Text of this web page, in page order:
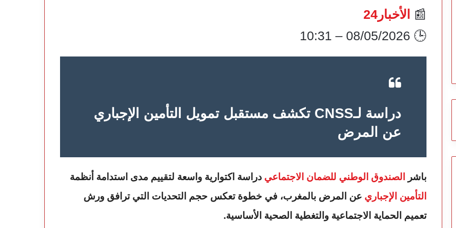
📰
الأخبار24
🕒 08/05/2026 – 10:31
دراسة لـCNSS تكشف مستقبل تمويل التأمين الإجباري
عن المرض
باشر الصندوق الوطني للضمان الاجتماعي دراسة اكتوارية واسعة لتقييم مدى استدامة أنظمة
التأمين الإجباري عن المرض بالمغرب، في خطوة تعكس حجم التحديات التي ترافق ورش
تعميم الحماية الاجتماعية والتغطية الصحية الأساسية.